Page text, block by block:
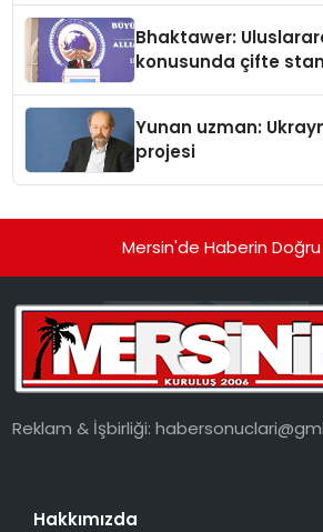
Bhaktawer:
konusunda çifte
Yunan uzman:
projesi
Mersin'de Haberin
Reklam & İşbirliği:
Hakkımızda